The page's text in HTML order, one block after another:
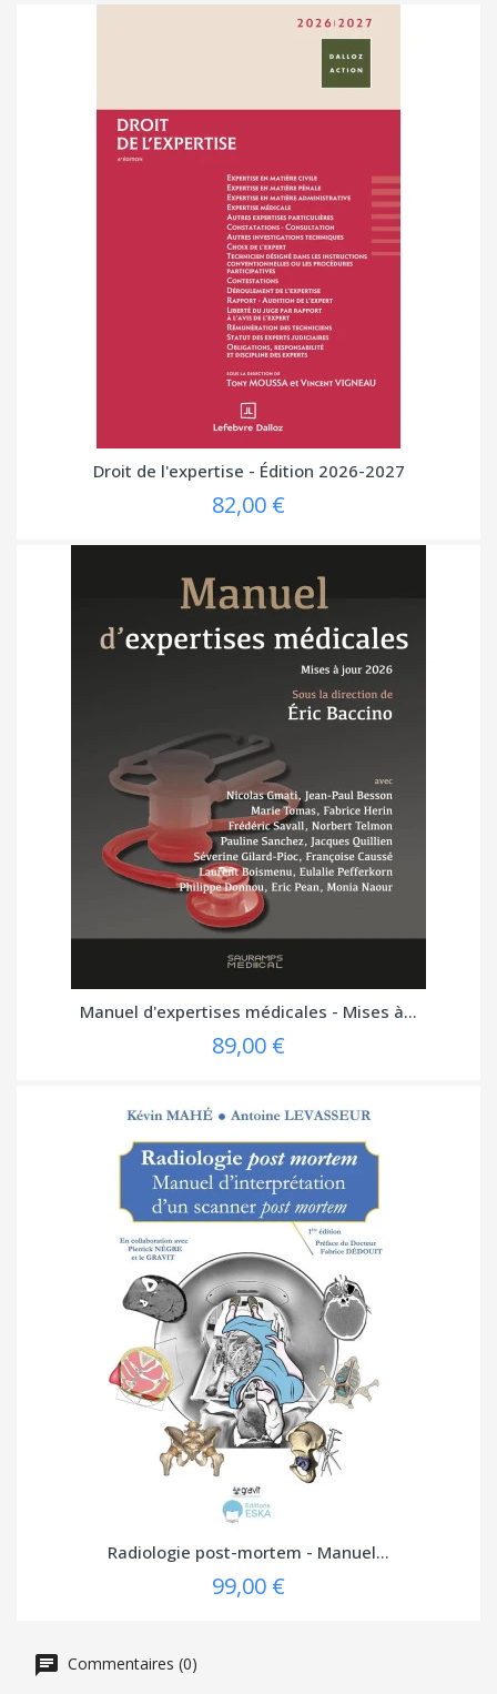
Droit de l'expertise - Édition 2026-2027
82,00 €
Manuel d'expertises médicales - Mises à...
89,00 €
Radiologie post-mortem - Manuel...
99,00 €
Commentaires (0)